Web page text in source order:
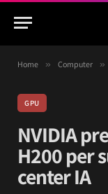
Home » Computer »
GPU
NVIDIA
H200 per
center IA